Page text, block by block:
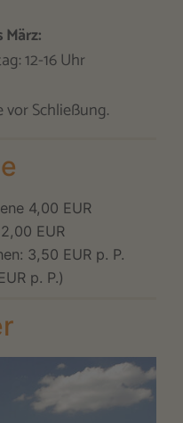
März:
12-16 Uhr
vor Schließung.
4,00 EUR
EUR
3,50 EUR p. P.
p. P.)